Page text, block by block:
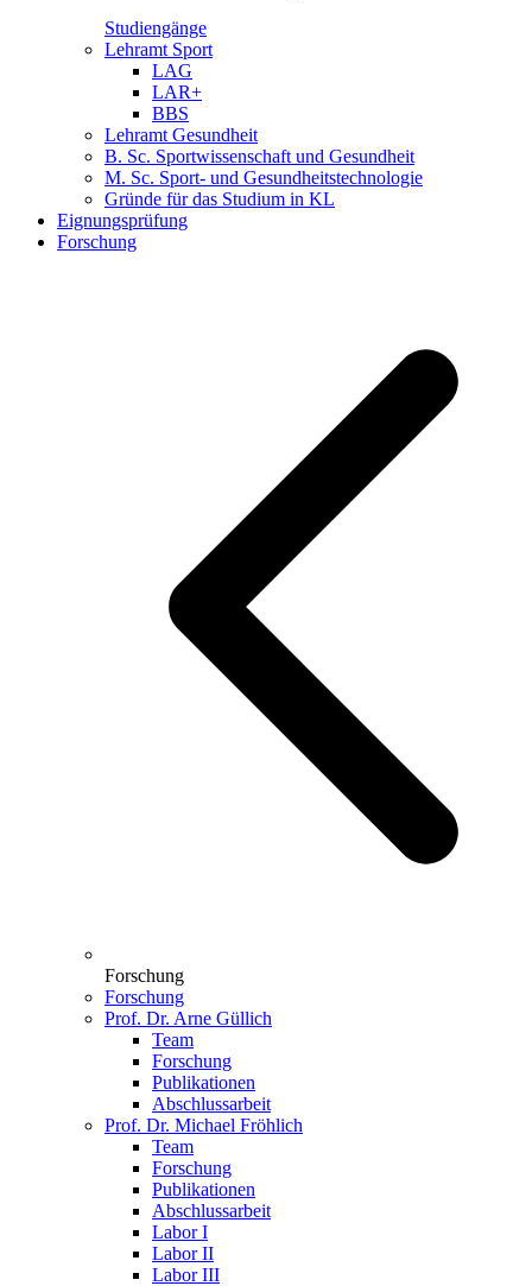
Studiengänge
Lehramt Sport
LAG
LAR+
BBS
Lehramt Gesundheit
B. Sc. Sportwissenschaft und Gesundheit
M. Sc. Sport- und Gesundheitstechnologie
Gründe für das Studium in KL
Eignungsprüfung
Forschung
Forschung
Forschung
Prof. Dr. Arne Güllich
Team
Forschung
Publikationen
Abschlussarbeit
Prof. Dr. Michael Fröhlich
Team
Forschung
Publikationen
Abschlussarbeit
Labor I
Labor II
Labor III